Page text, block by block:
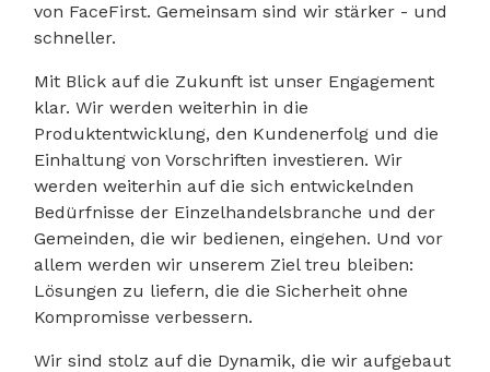
von FaceFirst. Gemeinsam sind wir stärker - und
schneller.
Mit Blick auf die Zukunft ist unser Engagement
klar. Wir werden weiterhin in die
Produktentwicklung, den Kundenerfolg und die
Einhaltung von Vorschriften investieren. Wir
werden weiterhin auf die sich entwickelnden
Bedürfnisse der Einzelhandelsbranche und der
Gemeinden, die wir bedienen, eingehen. Und vor
allem werden wir unserem Ziel treu bleiben:
Lösungen zu liefern, die die Sicherheit ohne
Kompromisse verbessern.
Wir sind stolz auf die Dynamik, die wir aufgebaut